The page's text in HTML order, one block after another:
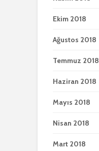
Ekim 2018
Ağustos 2018
Temmuz 2018
Haziran 2018
Mayıs 2018
Nisan 2018
Mart 2018